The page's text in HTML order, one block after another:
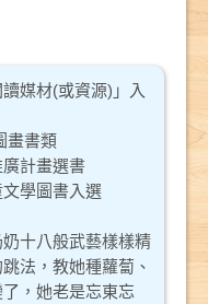
媒材(或資源)」入
畫書類
計畫選書
學圖書入選
十八般武藝樣樣精
法，教她種蘿蔔、
，她老是忘東忘